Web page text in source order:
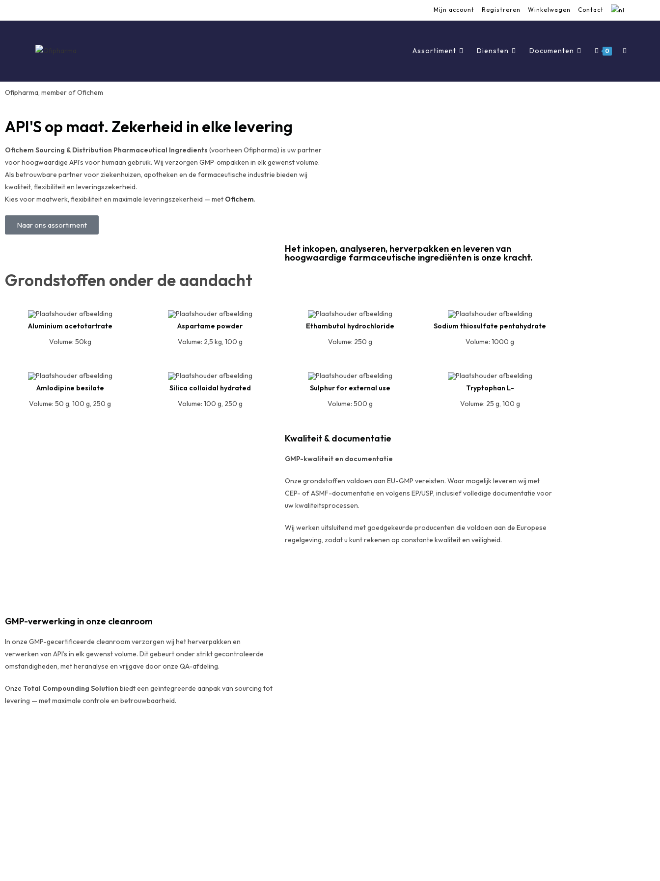
Mijn account Registreren Winkelwagen Contact
Assortiment Diensten Documenten 0
Ofipharma, member of Ofichem
API'S op maat. Zekerheid in elke levering
Ofichem Sourcing & Distribution Pharmaceutical Ingredients (voorheen Ofipharma) is uw partner
voor hoogwaardige API’s voor humaan gebruik. Wij verzorgen GMP‑ompakken in elk gewenst volume.
Als betrouwbare partner voor ziekenhuizen, apotheken en de farmaceutische industrie bieden wij
kwaliteit, flexibiliteit en leveringszekerheid.
Kies voor maatwerk, flexibiliteit en maximale leveringszekerheid — met Ofichem.
Naar ons assortiment
Het inkopen, analyseren, herverpakken en leveren van
hoogwaardige farmaceutische ingrediënten is onze kracht.
Grondstoffen onder de aandacht
Aluminium acetotartrate
Volume: 50kg
Aspartame powder
Volume: 2,5 kg, 100 g
Ethambutol hydrochloride
Volume: 250 g
Sodium thiosulfate pentahydrate
Volume: 1000 g
Amlodipine besilate
Volume: 50 g, 100 g, 250 g
Silica colloidal hydrated
Volume: 100 g, 250 g
Sulphur for external use
Volume: 500 g
Tryptophan L-
Volume: 25 g, 100 g
Kwaliteit & documentatie
GMP-kwaliteit en documentatie
Onze grondstoffen voldoen aan EU-GMP vereisten. Waar mogelijk leveren wij met
CEP- of ASMF-documentatie en volgens EP/USP, inclusief volledige documentatie voor
uw kwaliteitsprocessen.
Wij werken uitsluitend met goedgekeurde producenten die voldoen aan de Europese
regelgeving, zodat u kunt rekenen op constante kwaliteit en veiligheid.
GMP-verwerking in onze cleanroom
In onze GMP-gecertificeerde cleanroom verzorgen wij het herverpakken en
verwerken van API’s in elk gewenst volume. Dit gebeurt onder strikt gecontroleerde
omstandigheden, met heranalyse en vrijgave door onze QA-afdeling.
Onze Total Compounding Solution biedt een geïntegreerde aanpak van sourcing tot
levering — met maximale controle en betrouwbaarheid.